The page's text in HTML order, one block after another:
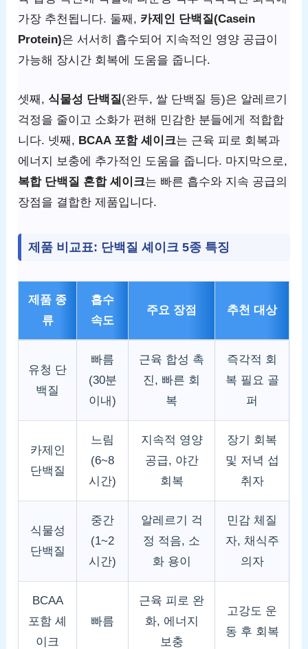
가장 추천됩니다. 둘째, 카제인 단백질(Casein
Protein)은 서서히 흡수되어 지속적인 영양 공급이
가능해 장시간 회복에 도움을 줍니다.
셋째, 식물성 단백질(완두, 쌀 단백질 등)은 알레르기
걱정을 줄이고 소화가 편해 민감한 분들에게 적합합
니다. 넷째, BCAA 포함 셰이크는 근육 피로 회복과
에너지 보충에 추가적인 도움을 줍니다. 마지막으로,
복합 단백질 혼합 셰이크는 빠른 흡수와 지속 공급의
장점을 결합한 제품입니다.
제품 비교표: 단백질 셰이크 5종 특징
제품 종
류
흡수
속도
주요 장점 추천 대상
유청 단
백질
빠름
(30분
이내)
근육 합성 촉
진, 빠른 회
복
즉각적 회
복 필요 골
퍼
카제인
단백질
느림
(6~8
시간)
지속적 영양
공급, 야간
회복
장기 회복
및 저녁 섭
취자
식물성
단백질
중간
(1~2
시간)
알레르기 걱
정 적음, 소
화 용이
민감 체질
자, 채식주
의자
BCAA
포함 셰
이크
빠름
근육 피로 완
화, 에너지
보충
고강도 운
동 후 회복